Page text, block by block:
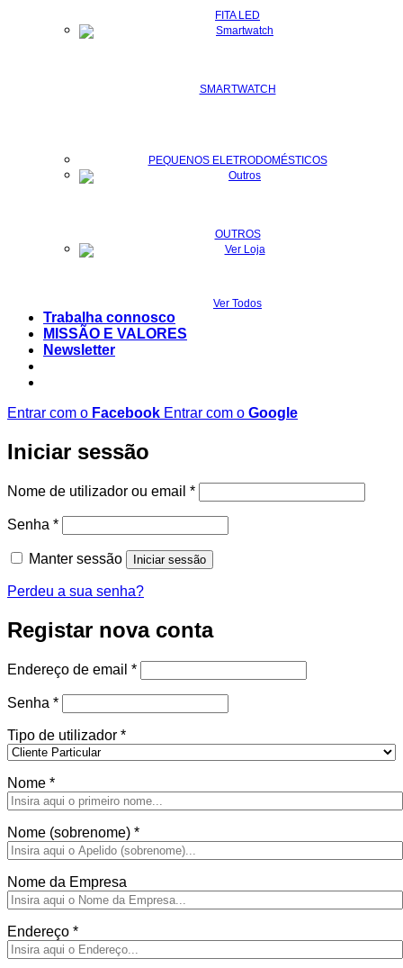
FITA LED
SMARTWATCH
PEQUENOS ELETRODOMÉSTICOS
OUTROS
Ver Todos
Trabalha connosco
MISSÃO E VALORES
Newsletter
Entrar com o Facebook Entrar com o Google
Iniciar sessão
Nome de utilizador ou email *Obrigatório
Senha *Obrigatório
Manter sessão Iniciar sessão
Perdeu a sua senha?
Registar nova conta
Endereço de email *Obrigatório
Senha *Obrigatório
Tipo de utilizador *
Nome *
Nome (sobrenome) *
Nome da Empresa
Endereço *